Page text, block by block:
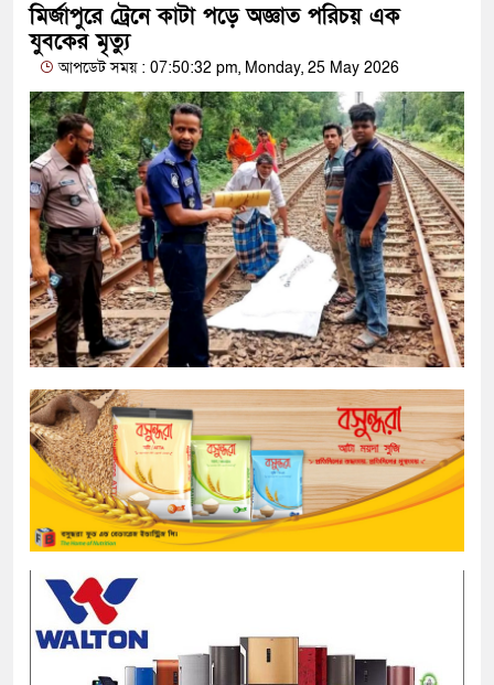
মির্জাপুরে ট্রেনে কাটা পড়ে অজ্ঞাত পরিচয় এক
যুবকের মৃত্যু
আপডেট সময় : 07:50:32 pm, Monday, 25 May 2026